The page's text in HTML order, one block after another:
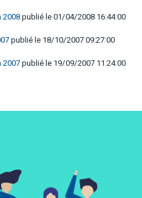
2008 publié le 01/04/2008 16:44:00
publié le 18/10/2007 09:27:00
2007 publié le 19/09/2007 11:24:00